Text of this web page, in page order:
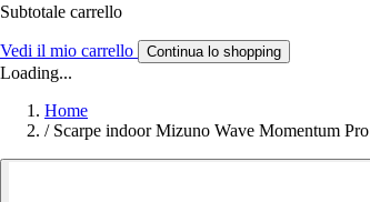
Subtotale carrello
Vedi il mio carrello Continua lo shopping
Loading...
Home
/ Scarpe indoor Mizuno Wave Momentum Pro